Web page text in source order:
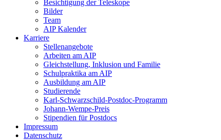
Besichtigung der Teleskope
Bilder
Team
AIP Kalender
Karriere
Stellenangebote
Arbeiten am AIP
Gleichstellung, Inklusion und Familie
Schulpraktika am AIP
Ausbildung am AIP
Studierende
Karl-Schwarzschild-Postdoc-Programm
Johann-Wempe-Preis
Stipendien für Postdocs
Impressum
Datenschutz